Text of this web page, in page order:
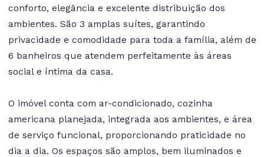
conforto, elegância e excelente distribuição dos
ambientes. São 3 amplas suítes, garantindo
privacidade e comodidade para toda a família, além de
6 banheiros que atendem perfeitamente às áreas
social e íntima da casa.
O imóvel conta com ar-condicionado, cozinha
americana planejada, integrada aos ambientes, e área
de serviço funcional, proporcionando praticidade no
dia a dia. Os espaços são amplos, bem iluminados e